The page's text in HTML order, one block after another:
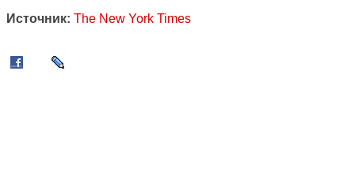
Источник: The New York Times